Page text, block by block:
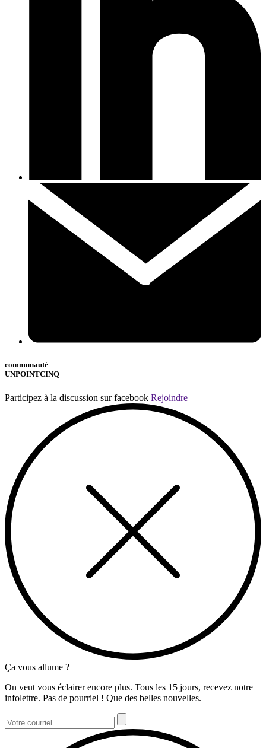
communauté
UNPOINTCINQ
Participez à la discussion sur facebook Rejoindre
Ça vous allume ?
On veut vous éclairer encore plus. Tous les 15 jours, recevez notre
infolettre. Pas de pourriel ! Que des belles nouvelles.